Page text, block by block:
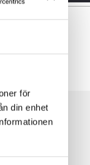
för
din enhet